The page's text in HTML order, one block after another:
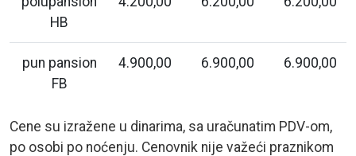
HB
pun pansion
FB
4.900,00 6.900,00 6.900,00
Cene su izražene u dinarima, sa uračunatim PDV-om,
po osobi po noćenju. Cenovnik nije važeći praznikom